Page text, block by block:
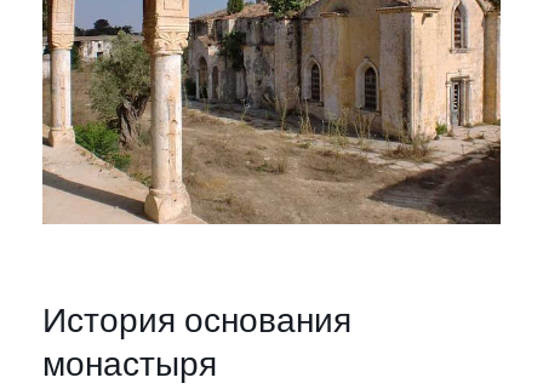
История основания
монастыря